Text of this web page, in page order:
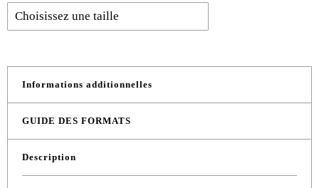
Informations additionnelles
GUIDE DES FORMATS
Description